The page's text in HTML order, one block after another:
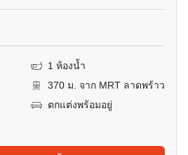
1 ห้องน้ำ
370 ม. จาก MRT ลาดพร้าว
ตกแต่งพร้อมอยู่